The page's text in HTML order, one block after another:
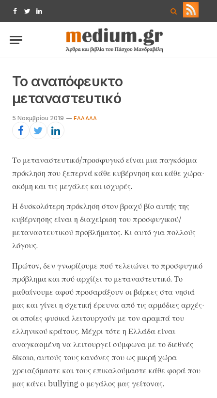
Facebook
TwitterLinkedIn
Το αναπόφευκτο
μεταναστευτικό
5 Νοεμβρίου 2019 ΕΛΛΆΔΑ
Το μεταναστευτικό/προσφυγικό είναι μια παγκόσμια
πρόκληση που ξεπερνά κάθε κυβέρνηση και κάθε χώρα·
ακόμη και τις μεγάλες και ισχυρές.
Η δυσκολότερη πρόκληση στον βραχύ βίο αυτής της
κυβέρνησης είναι η διαχείριση του προσφυγικού/
μεταναστευτικού προβλήματος. Κι αυτό για πολλούς
λόγους.
Πρώτον, δεν γνωρίζουμε πού τελειώνει το προσφυγικό
πρόβλημα και πού αρχίζει το μεταναστευτικό. Το
μαθαίνουμε αφού προσαράξουν οι βάρκες στα νησιά
μας και γίνει η σχετική έρευνα από τις αρμόδιες αρχές·
οι οποίες φυσικά λειτουργούν με τον αραμπά του
ελληνικού κράτους. Μέχρι τότε η Ελλάδα είναι
αναγκασμένη να λειτουργεί σύμφωνα με το διεθνές
δίκαιο, αυτούς τους κανόνες που ως μικρή χώρα
χρειαζόμαστε και τους επικαλούμαστε κάθε φορά που
μας κάνει bullying ο μεγάλος μας γείτονας.